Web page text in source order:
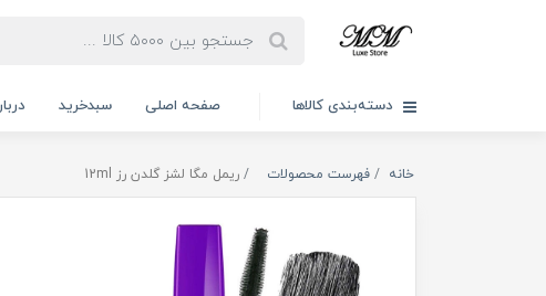
دسته‌بندی کالاها صفحه اصلی سبدخرید
خانه فهرست محصولات ریمل مگا لشز گلدن رز 12ml